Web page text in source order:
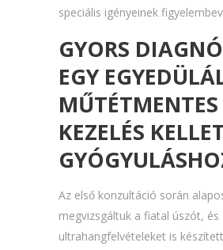
speciális igényeinek
GYORS
EGY
MŰTÉTMENTES
KEZELÉS
Az első konzultáció során
megvizsgáltuk a fiatal úszót, és
ultrahangfelvételeket is